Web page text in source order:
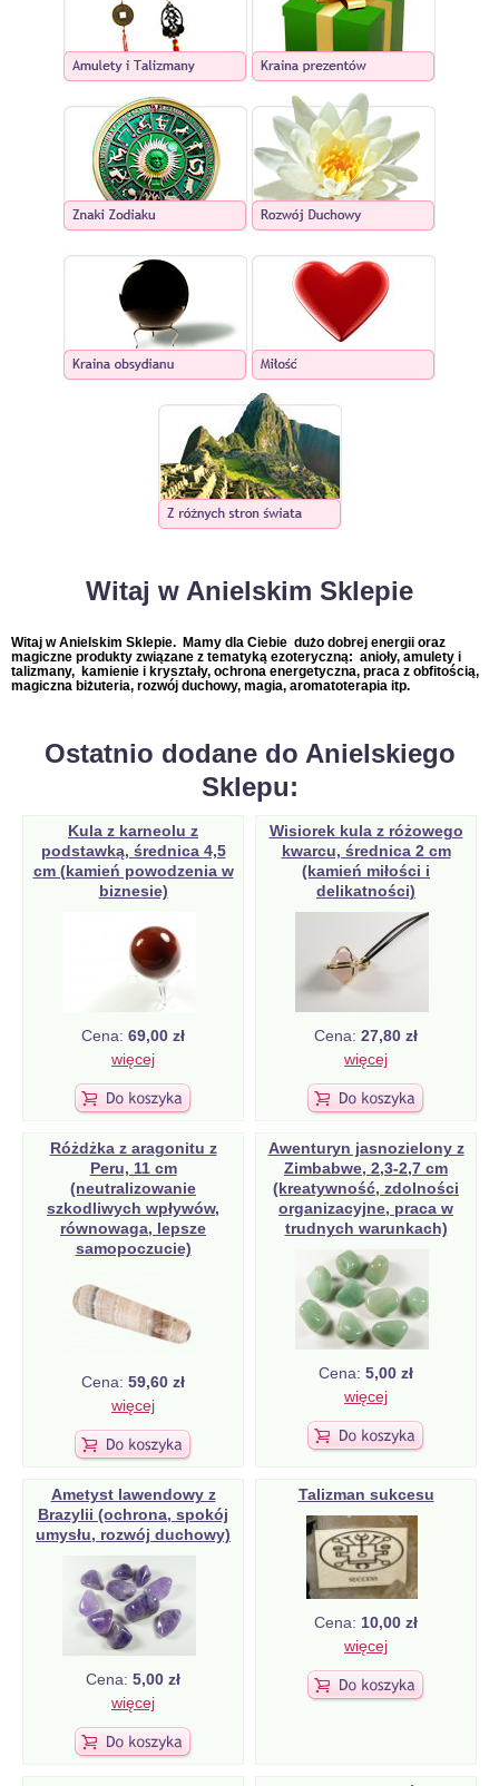
Witaj w Anielskim Sklepie
Witaj w Anielskim Sklepie. Mamy dla Ciebie dużo dobrej energii oraz
magiczne produkty związane z tematyką ezoteryczną: anioły, amulety i
talizmany, kamienie i kryształy, ochrona energetyczna, praca z obfitością,
magiczna biżuteria, rozwój duchowy, magia, aromatoterapia itp.
Ostatnio dodane do Anielskiego
Sklepu:
Kula z karneolu z
podstawką, średnica 4,5
cm (kamień powodzenia w
biznesie)
Cena: 69,00 zł
więcej
Wisiorek kula z różowego
kwarcu, średnica 2 cm
(kamień miłości i
delikatności)
Cena: 27,80 zł
więcej
Różdżka z aragonitu z
Peru, 11 cm
(neutralizowanie
szkodliwych wpływów,
równowaga, lepsze
samopoczucie)
Cena: 59,60 zł
więcej
Awenturyn jasnozielony z
Zimbabwe, 2,3-2,7 cm
(kreatywność, zdolności
organizacyjne, praca w
trudnych warunkach)
Cena: 5,00 zł
więcej
Ametyst lawendowy z
Brazylii (ochrona, spokój
umysłu, rozwój duchowy)
Cena: 5,00 zł
więcej
Talizman sukcesu
Cena: 10,00 zł
więcej